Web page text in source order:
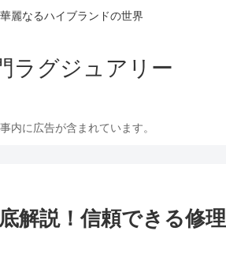
華麗なるハイブランドの世界
ラグジュアリー
内に広告が含まれています。
解説！信頼できる修理